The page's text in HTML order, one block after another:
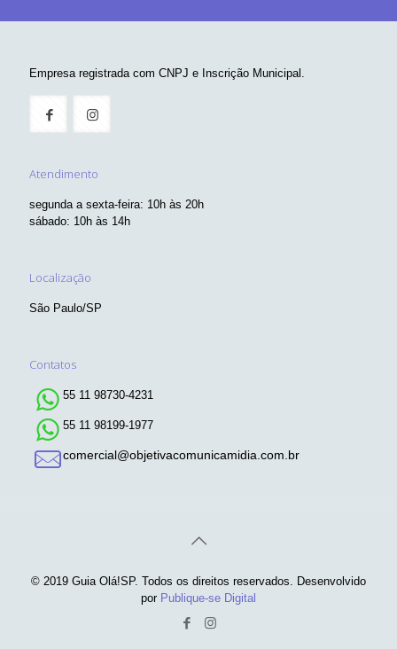
Empresa registrada com CNPJ e Inscrição Municipal.
Atendimento
segunda a sexta-feira: 10h às 20h
sábado: 10h às 14h
Localização
São Paulo/SP
Contatos
55 11 98730-4231
55 11 98199-1977
comercial@objetivacomunicamidia.com.br
© 2019 Guia Olá!SP. Todos os direitos reservados. Desenvolvido
por Publique-se Digital